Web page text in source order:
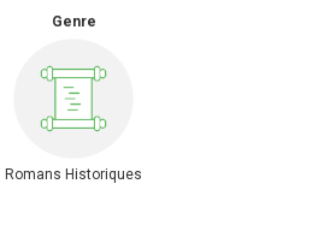
Genre
Romans Historiques